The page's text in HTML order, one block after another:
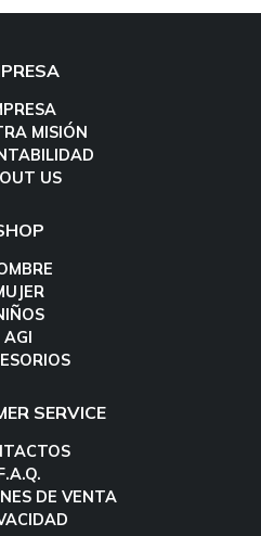
MISIÓN
US
AGI
SERVICE
DE VENTA